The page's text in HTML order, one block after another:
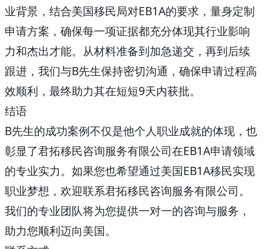
业背景，结合美国移民局对EB1A的要求，量身定制
申请方案，确保每一项证据都充分体现其行业影响
力和杰出才能。从材料准备到加急递交，再到后续
跟进，我们与B先生保持密切沟通，确保申请过程高
效顺利，最终助力其在短短9天内获批。
结语
B先生的成功案例不仅是他个人职业成就的体现，也
彰显了君拓移民咨询服务有限公司在EB1A申请领域
的专业实力。如果您也希望通过美国EB1A移民实现
职业梦想，欢迎联系君拓移民咨询服务有限公司。
我们的专业团队将为您提供一对一的咨询与服务，
助力您顺利迈向美国。